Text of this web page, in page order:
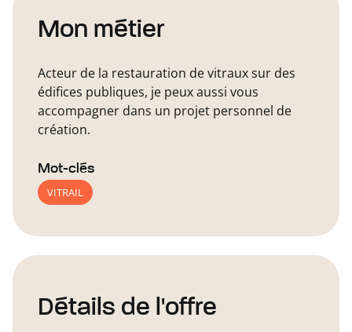
Mon métier
Acteur de la restauration de vitraux sur des
édifices publiques, je peux aussi vous
accompagner dans un projet personnel de
création.
Mot-clés
VITRAIL
Détails de l'offre